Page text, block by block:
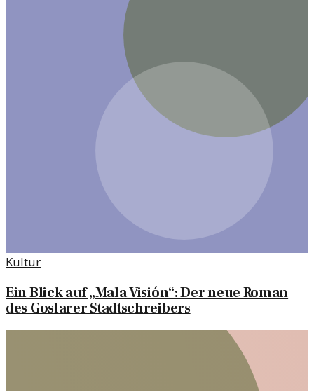
Kultur
Ein Blick auf „Mala Visión“: Der neue Roman
des Goslarer Stadtschreibers